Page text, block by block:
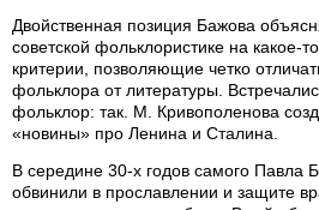
Двойственная позиция Бажова
советской фольклористике на какое-
критерии, позволяющие четко
фольклора от литературы.
фольклор: так. М. Кривополенова
«новины» про Ленина и Сталина.
В середине 30-х годов самого Павла
обвинили в прославлении и защите